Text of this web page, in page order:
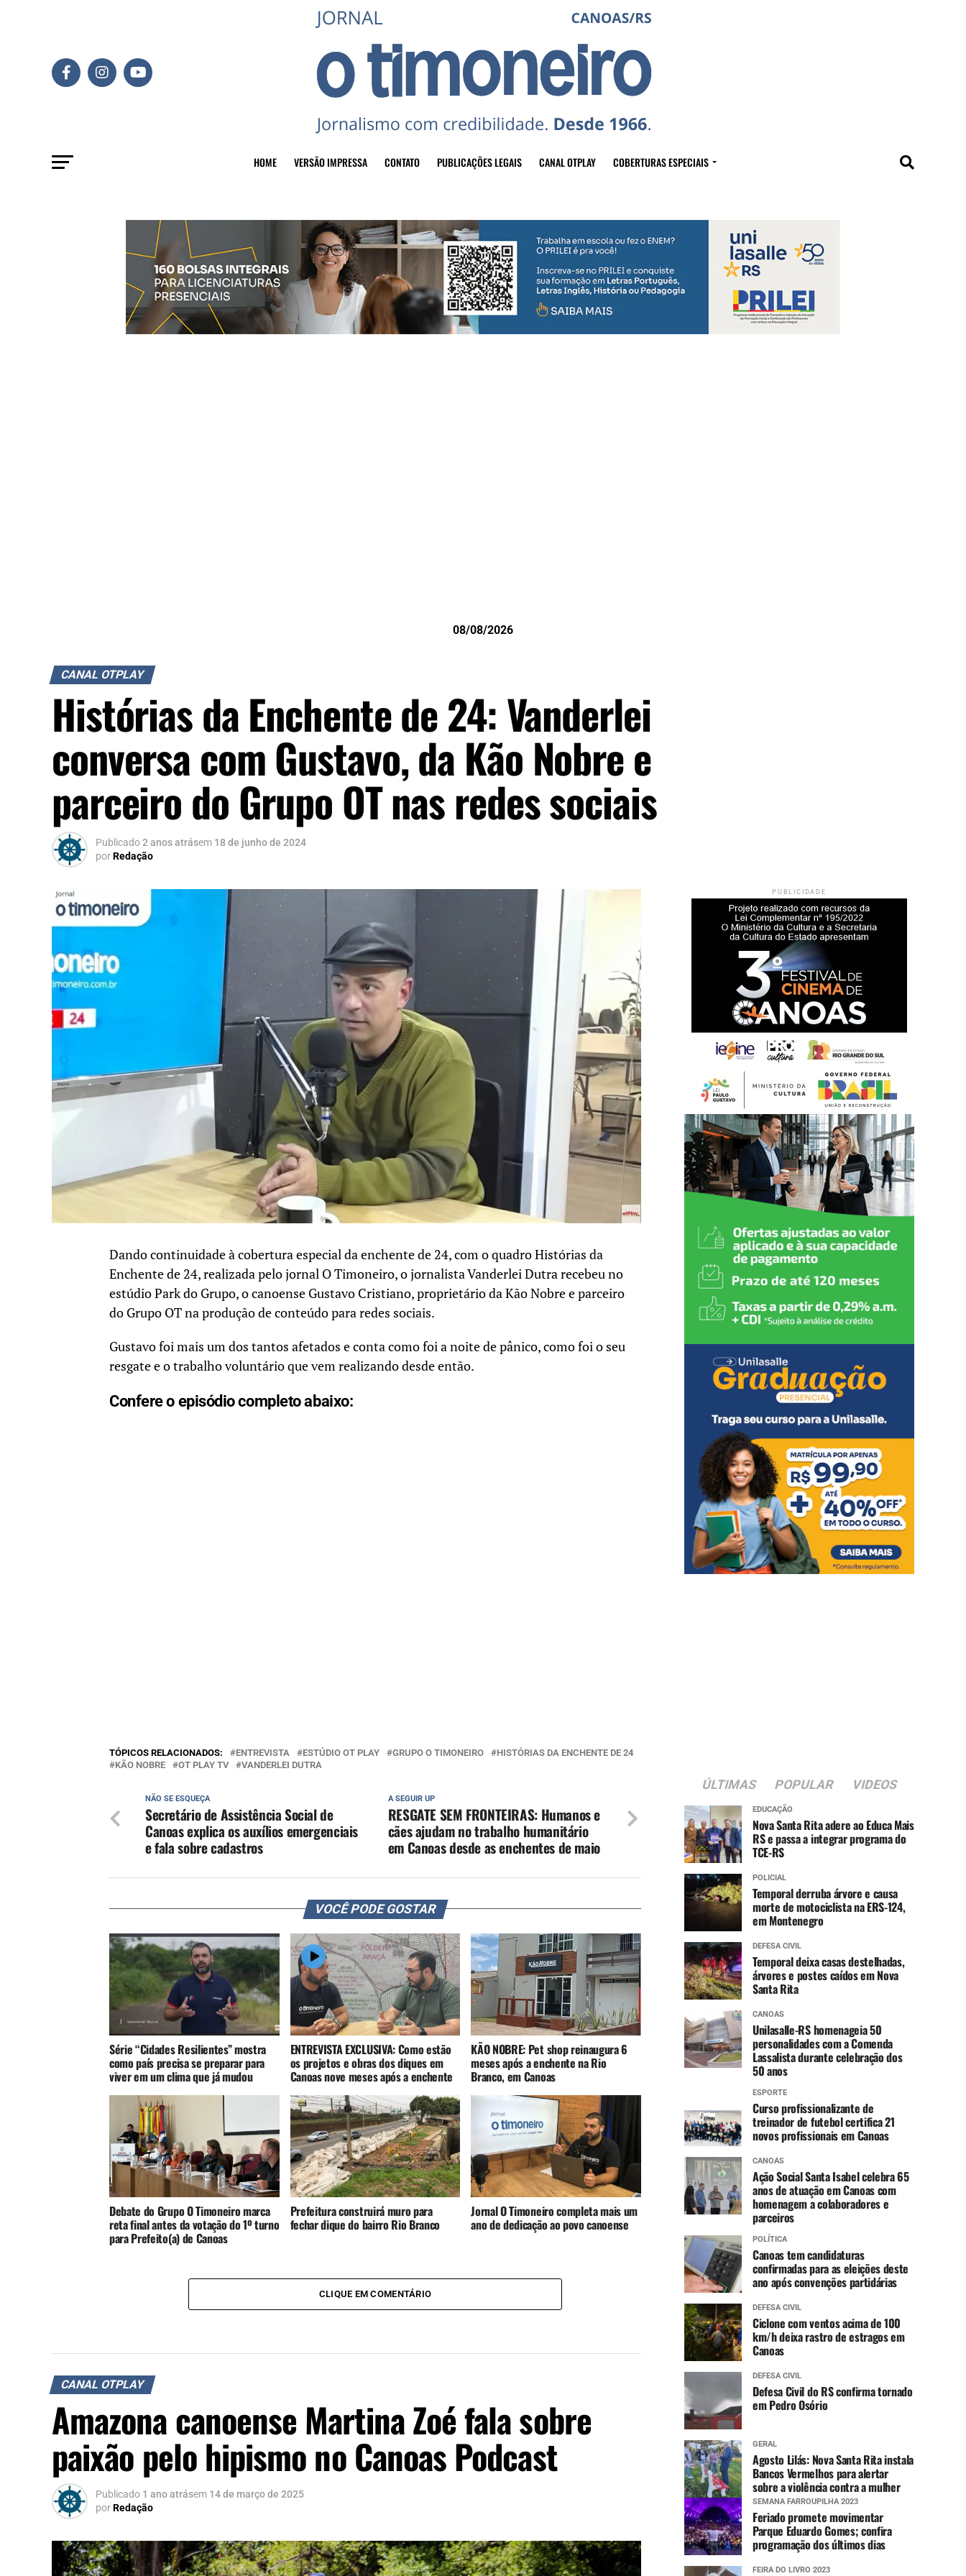
HOME VERSÃO IMPRESSA CONTATO PUBLICAÇÕES LEGAIS CANAL OTPLAY COBERTURAS ESPECIAIS
08/08/2026
CANAL OTPLAY
Histórias da Enchente de 24: Vanderlei
conversa com Gustavo, da Kão Nobre e
parceiro do Grupo OT nas redes sociais
Publicado2 anos atrásem 18 de junho de 2024
porRedação
Dando continuidade à cobertura especial da enchente de 24, com o quadro Histórias da
Enchente de 24, realizada pelo jornal O Timoneiro, o jornalista Vanderlei Dutra recebeu no
estúdio Park do Grupo, o canoense Gustavo Cristiano, proprietário da Kão Nobre e parceiro
do Grupo OT na produção de conteúdo para redes sociais.
Gustavo foi mais um dos tantos afetados e conta como foi a noite de pânico, como foi o seu
resgate e o trabalho voluntário que vem realizando desde então.
Confere o episódio completo abaixo:
TÓPICOS RELACIONADOS: ENTREVISTA ESTÚDIO OT PLAY GRUPO O TIMONEIRO
HISTÓRIAS DA ENCHENTE DE 24
KÃO NOBRE
OT PLAY TV VANDERLEI DUTRA
A SEGUIR UP
RESGATE SEM FRONTEIRAS: Humanos e
cães ajudam no trabalho humanitário
em Canoas desde as enchentes de maio
NÃO SE ESQUEÇA
Secretário de Assistência Social de
Canoas explica os auxílios emergenciais
e fala sobre cadastros
VOCÊ PODE GOSTAR
Série “Cidades Resilientes” mostra
como país precisa se preparar para
viver em um clima que já mudou
ENTREVISTA EXCLUSIVA: Como estão
os projetos e obras dos diques em
Canoas nove meses após a enchente
KÃO NOBRE: Pet shop reinaugura 6
meses após a enchente na Rio
Branco, em Canoas
Debate do Grupo O Timoneiro marca
reta final antes da votação do 1º turno
para Prefeito(a) de Canoas
Prefeitura construirá muro para
fechar dique do bairro Rio Branco
Jornal O Timoneiro completa mais um
ano de dedicação ao povo canoense
CLIQUE EM COMENTÁRIO
CANAL OTPLAY
Amazona canoense Martina Zoé fala sobre
paixão pelo hipismo no Canoas Podcast
Publicado 1 ano atrásem 14 de março de 2025
porRedação
PUBLICIDADE
ÚLTIMAS POPULAR VIDEOS
EDUCAÇÃO
Nova Santa Rita adere ao Educa Mais
RS e passa a integrar programa do
TCE-RS
POLICIAL
Temporal derruba árvore e causa
morte de motociclista na ERS-124,
em Montenegro
DEFESA CIVIL
Temporal deixa casas destelhadas,
árvores e postes caídos em Nova
Santa Rita
CANOAS
Unilasalle-RS homenageia 50
personalidades com a Comenda
Lassalista durante celebração dos
50 anos
ESPORTE
Curso profissionalizante de
treinador de futebol certifica 21
novos profissionais em Canoas
CANOAS
Ação Social Santa Isabel celebra 65
anos de atuação em Canoas com
homenagem a colaboradores e
parceiros
POLÍTICA
Canoas tem candidaturas
confirmadas para as eleições deste
ano após convenções partidárias
DEFESA CIVIL
Ciclone com ventos acima de 100
km/h deixa rastro de estragos em
Canoas
DEFESA CIVIL
Defesa Civil do RS confirma tornado
em Pedro Osório
GERAL
Agosto Lilás: Nova Santa Rita instala
Bancos Vermelhos para alertar
sobre a violência contra a mulher
SEMANA FARROUPILHA 2023
Feriado promete movimentar
Parque Eduardo Gomes; confira
programação dos últimos dias
FEIRA DO LIVRO 2023